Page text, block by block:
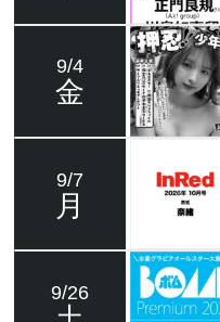
9/4
金
9/7
月
9/26